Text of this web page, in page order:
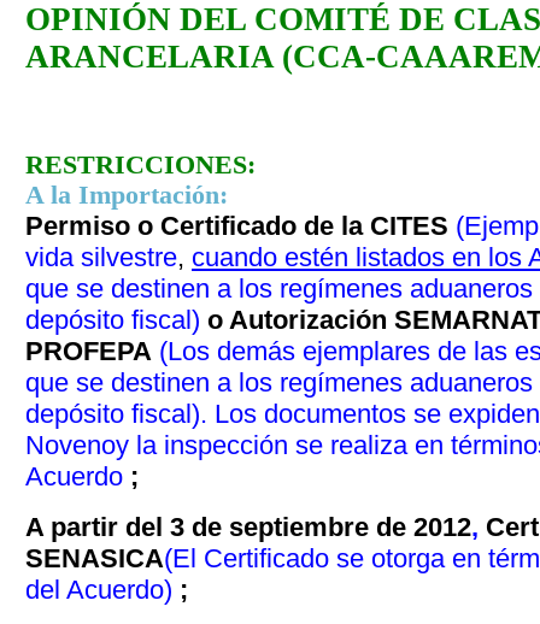
OPINIÓN DEL COMITÉ DE
ARANCELARIA (CCA-
RESTRICCIONES:
A la Importación:
Permiso o Certificado de la CITES
vida silvestre, cuando estén listados en los
que se destinen a los regímenes
depósito fiscal) o Autorización
PROFEPA (Los demás ejemplares de las
que se destinen a los regímenes
depósito fiscal). Los documentos se
Novenoy la inspección se realiza en
Acuerdo ;
A partir del 3 de septiembre de 2012,
SENASICA(El Certificado se otorga en
del Acuerdo) ;